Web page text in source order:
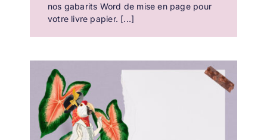
nos gabarits Word de mise en page pour
votre livre papier. [...]